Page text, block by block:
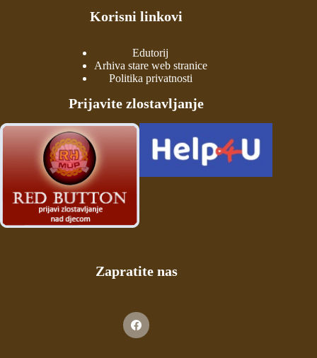
Korisni linkovi
Edutorij
Arhiva stare web stranice
Politika privatnosti
Prijavite zlostavljanje
Zapratite nas